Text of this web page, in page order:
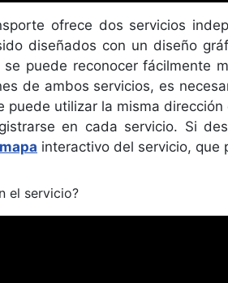
ofrece dos servicios
diseñados con un diseño
puede reconocer fácilmente
de ambos servicios, es
puede utilizar la misma
en cada servicio. Si
mapa interactivo del servicio, que
el servicio?